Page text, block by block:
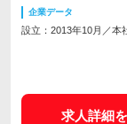
企業データ
設立：2013年10月／本
求人詳細